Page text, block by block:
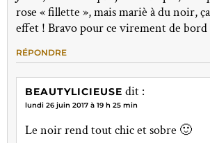
rose « fillette », mais mariè à du noir,
effet ! Bravo pour ce virement de bord
RÉPONDRE
BEAUTYLICIEUSE dit :
lundi 26 juin 2017 à 19 h 25 min
Le noir rend tout chic et sobre 🙂